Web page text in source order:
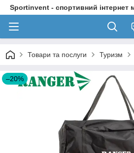
Sportinvent - спортивний інтернет
Товари та послуги Туризм
–20%